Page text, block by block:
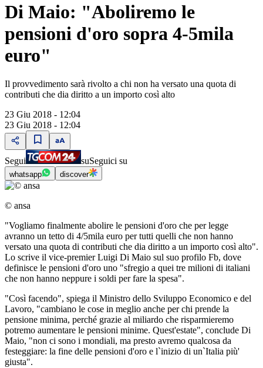
Di Maio: "Aboliremo le
pensioni d'oro sopra 4-5mila
euro"
Il provvedimento sarà rivolto a chi non ha versato una quota di
contributi che dia diritto a un importo così alto
23 Giu 2018 - 12:04
23 Giu 2018 - 12:04
Segui suSeguici su
whatsapp discover
© ansa
"Vogliamo finalmente abolire le pensioni d'oro che per legge
avranno un tetto di 4/5mila euro per tutti quelli che non hanno
versato una quota di contributi che dia diritto a un importo così alto".
Lo scrive il vice-premier Luigi Di Maio sul suo profilo Fb, dove
definisce le pensioni d'oro uno "sfregio a quei tre milioni di italiani
che non hanno neppure i soldi per fare la spesa".
"Così facendo", spiega il Ministro dello Sviluppo Economico e del
Lavoro, "cambiano le cose in meglio anche per chi prende la
pensione minima, perché grazie al miliardo che risparmieremo
potremo aumentare le pensioni minime. Quest'estate", conclude Di
Maio, "non ci sono i mondiali, ma presto avremo qualcosa da
festeggiare: la fine delle pensioni d'oro e l`inizio di un`Italia più'
giusta".